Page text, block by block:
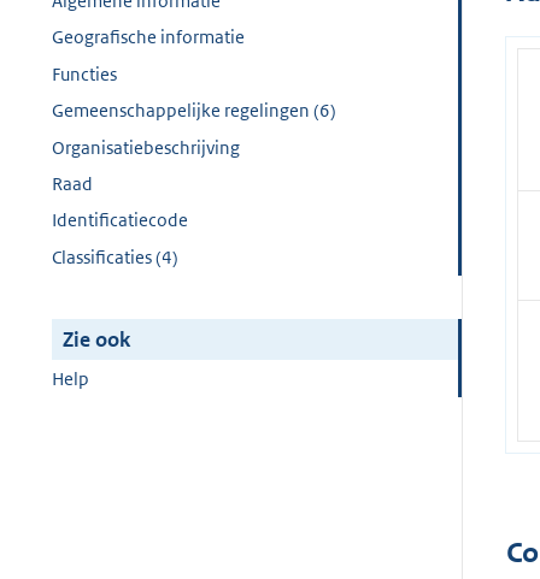
Geografische informatie
Functies
Gemeenschappelijke regelingen (6)
Organisatiebeschrijving
Raad
Identificatiecode
Classificaties (4)
Zie ook
Help